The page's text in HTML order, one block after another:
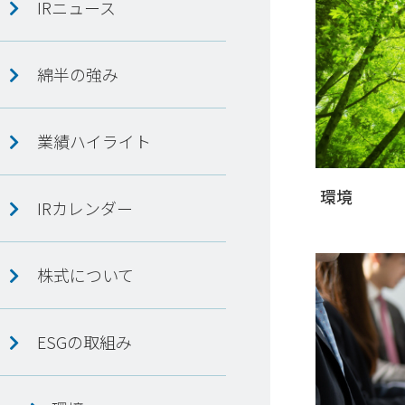
IRニュース
綿半の強み
業績ハイライト
IRカレンダー
株式について
ESGの取組み
環境